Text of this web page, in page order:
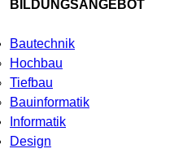
BILDUNGSANGEBOT
Bautechnik
Hochbau
Tiefbau
Bauinformatik
Informatik
Design